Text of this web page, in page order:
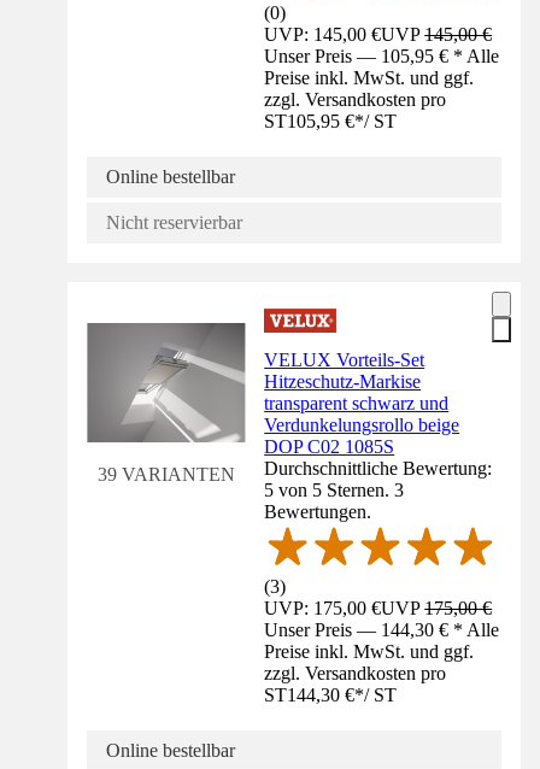
(0)
UVP: 145,00 €UVP145,00 €
Unser Preis — 105,95 € * Alle
Preise inkl. MwSt. und ggf.
zzgl. Versandkosten pro
ST105,95 €*/ ST
Online bestellbar
Nicht reservierbar
39 VARIANTEN
VELUX Vorteils-Set
Hitzeschutz-Markise
transparent schwarz und
Verdunkelungsrollo beige
DOP C02 1085S
Durchschnittliche Bewertung:
5 von 5 Sternen. 3
Bewertungen.
(3)
UVP: 175,00 €UVP175,00 €
Unser Preis — 144,30 € * Alle
Preise inkl. MwSt. und ggf.
zzgl. Versandkosten pro
ST144,30 €*/ ST
Online bestellbar